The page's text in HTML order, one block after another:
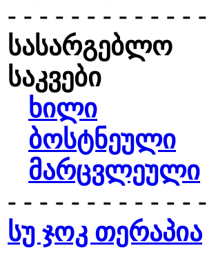
- - - - - - - - - - - - -
სასარგებლო
საკვები
ხილი
ბოსტნეული
მარცვლეული
- - - - - - - - - - - - -
სუ ჯოკ თერაპია